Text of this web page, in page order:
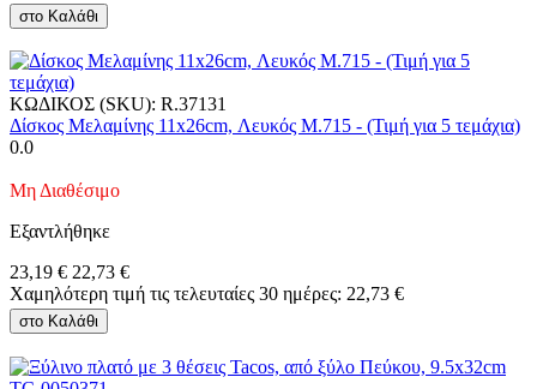
στο Καλάθι
ΚΩΔΙΚΟΣ (SKU): R.37131
Δίσκος Μελαμίνης 11x26cm, Λευκός M.715 - (Τιμή για 5 τεμάχια)
0.0
Μη Διαθέσιμο
Εξαντλήθηκε
23,19 € 22,73 €
Χαμηλότερη τιμή τις τελευταίες 30 ημέρες: 22,73 €
στο Καλάθι